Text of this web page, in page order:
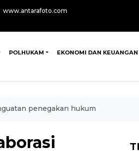
www.antarafoto.com
POLHUKAM EKONOMI DAN KEUANGAN
penegakan hukum